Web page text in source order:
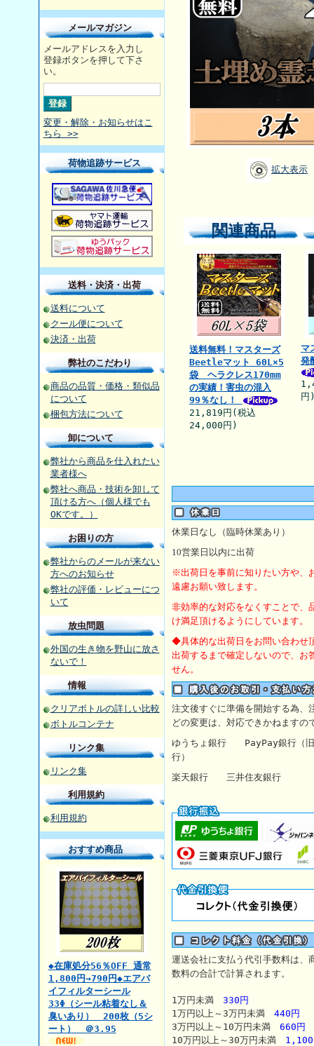
メールマガジン
メールアドレスを入力し
登録ボタンを押して下さ
い。
変更・解除・お知らせはこ
ちら >>
荷物追跡サービス
送料・決済・出荷
送料について
クール便について
決済・出荷
弊社のこだわり
商品の品質・価格・類似品
について
梱包方法について
卸について
弊社から商品を仕入れたい
業者様へ
弊社へ商品・技術を卸して
頂ける方へ（個人様でも
OKです。）
お困りの方
弊社からのメールが来ない
方へのお知らせ
弊社の評価・レビューにつ
いて
放虫問題
外国の生き物を野山に放さ
ないで！
情報
クリアボトルの詳しい比較
ボトルコンテナ
リンク集
リンク集
利用規約
利用規約
おすすめ商品
◆在庫処分56％OFF 通常
1,800円→790円◆エアバ
イフィルターシール
33Φ（シール粘着なし＆
臭いあり） 200枚（5シ
ート） ＠3.95
拡大表示
関連商品
送料無料！マスターズ
Beetleマット 60L×5
袋 ヘラクレス170mm
の実績！害虫の混入
99％なし！
21,819円(税込
24,000円)
マ
発
円
休業日なし（臨時休業あり）
10営業日以内に出荷
※出荷日を事前に知りたい方や、
遠慮お願い致します。
非効率的な対応をなくすことで、
け満足頂けるようにしています。
◆具体的な出荷日をお問い合わせ
出荷するまで確定しないので、お
せん。
注文後すぐに準備を開始する為、
どの変更は、対応できかねますの
ゆうちょ銀行 PayPay銀行（
行）
楽天銀行 三井住友銀行 【
運送会社に支払う代引手数料は、
数料の合計で計算されます。
1万円未満 330円
1万円以上～3万円未満 440円
3万円以上～10万円未満 660円
10万円以上～30万円未満 1,100